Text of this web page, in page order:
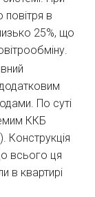
в
25%, що
По суті
ККБ
всього ця
в квартирі